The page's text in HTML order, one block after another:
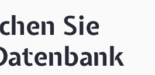
Sie